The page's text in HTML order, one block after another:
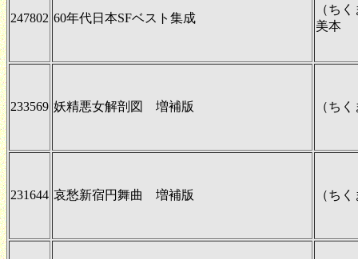
247802 60年代日本SFベスト集成
（ち
美本
233569 妖精悪女解剖図 増補版 （ち
231644 哀愁新宿円舞曲 増補版 （ち